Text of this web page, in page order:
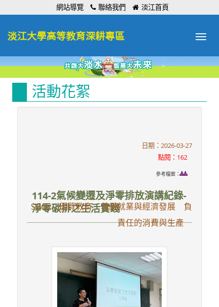
網站導覽 聯絡我們 淡江首頁
Toggle
淡江大學高等教育深耕專區
活動花絮
日期：2026-03-27
點閱：162
參考檔案：
114-2氣候變遷及淨零排放演講紀錄-
淨零碳排之生活實踐
SDGs：優質教育 尊嚴就業與經濟發展 負
責任的消費與生產